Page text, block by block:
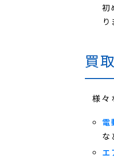
初
買
様々
電
な
エ